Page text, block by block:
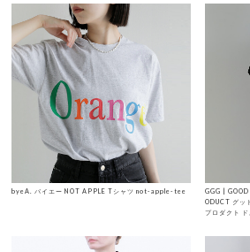
byeA. バイエー NOT APPLE Tシャツ not-apple-tee
GGG |
ODUCT グッ
プロダクト